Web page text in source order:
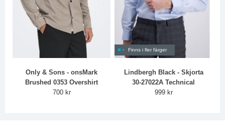
Only & Sons - onsMark
Brushed 0353 Overshirt
700 kr
Finns i fler färger
Lindbergh Black - Skjorta
30-27022A Technical
999 kr